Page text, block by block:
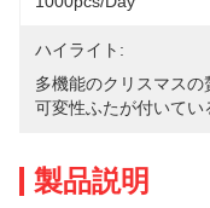
ハイライト:
多機能のクリスマス
可変性ふたが付いて
製品説明